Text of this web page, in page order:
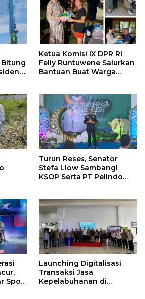
Bitung
Ketua Komisi IX DPR RI
Felly Runtuwene Salurkan
Bantuan Buat Warga
Turun Reses, Senator
Stefa Liow Sambangi
KSOP Serta PT Pelindo
Sport
Launching Digitalisasi
Transaksi Jasa
Kepelabuhanan di